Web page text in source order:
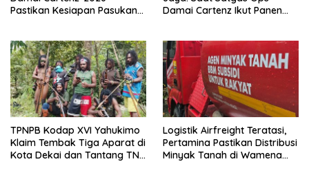
Pastikan Kesiapan Pasukan
Damai Cartenz Ikut Panen
TPNPB Kodap XVI Yahukimo
Klaim Tembak Tiga Aparat di
Kota Dekai dan Tantang TNI-
Logistik Airfreight Teratasi,
Pertamina Pastikan Distribusi
Minyak Tanah di Wamena